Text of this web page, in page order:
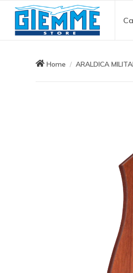
Home ARALDICA